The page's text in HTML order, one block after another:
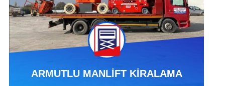
ARMUTLU MANLİFT KİRALAMA